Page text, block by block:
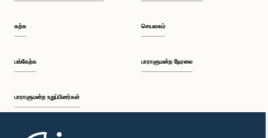
கற்க
பங்கேற்க
பாராளுமன்ற உறுப்பினர்கள்
முதற்பக்கம்
செயலகம்
பாராளுமன்ற நேரலை